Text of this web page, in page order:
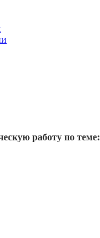
работу по теме: